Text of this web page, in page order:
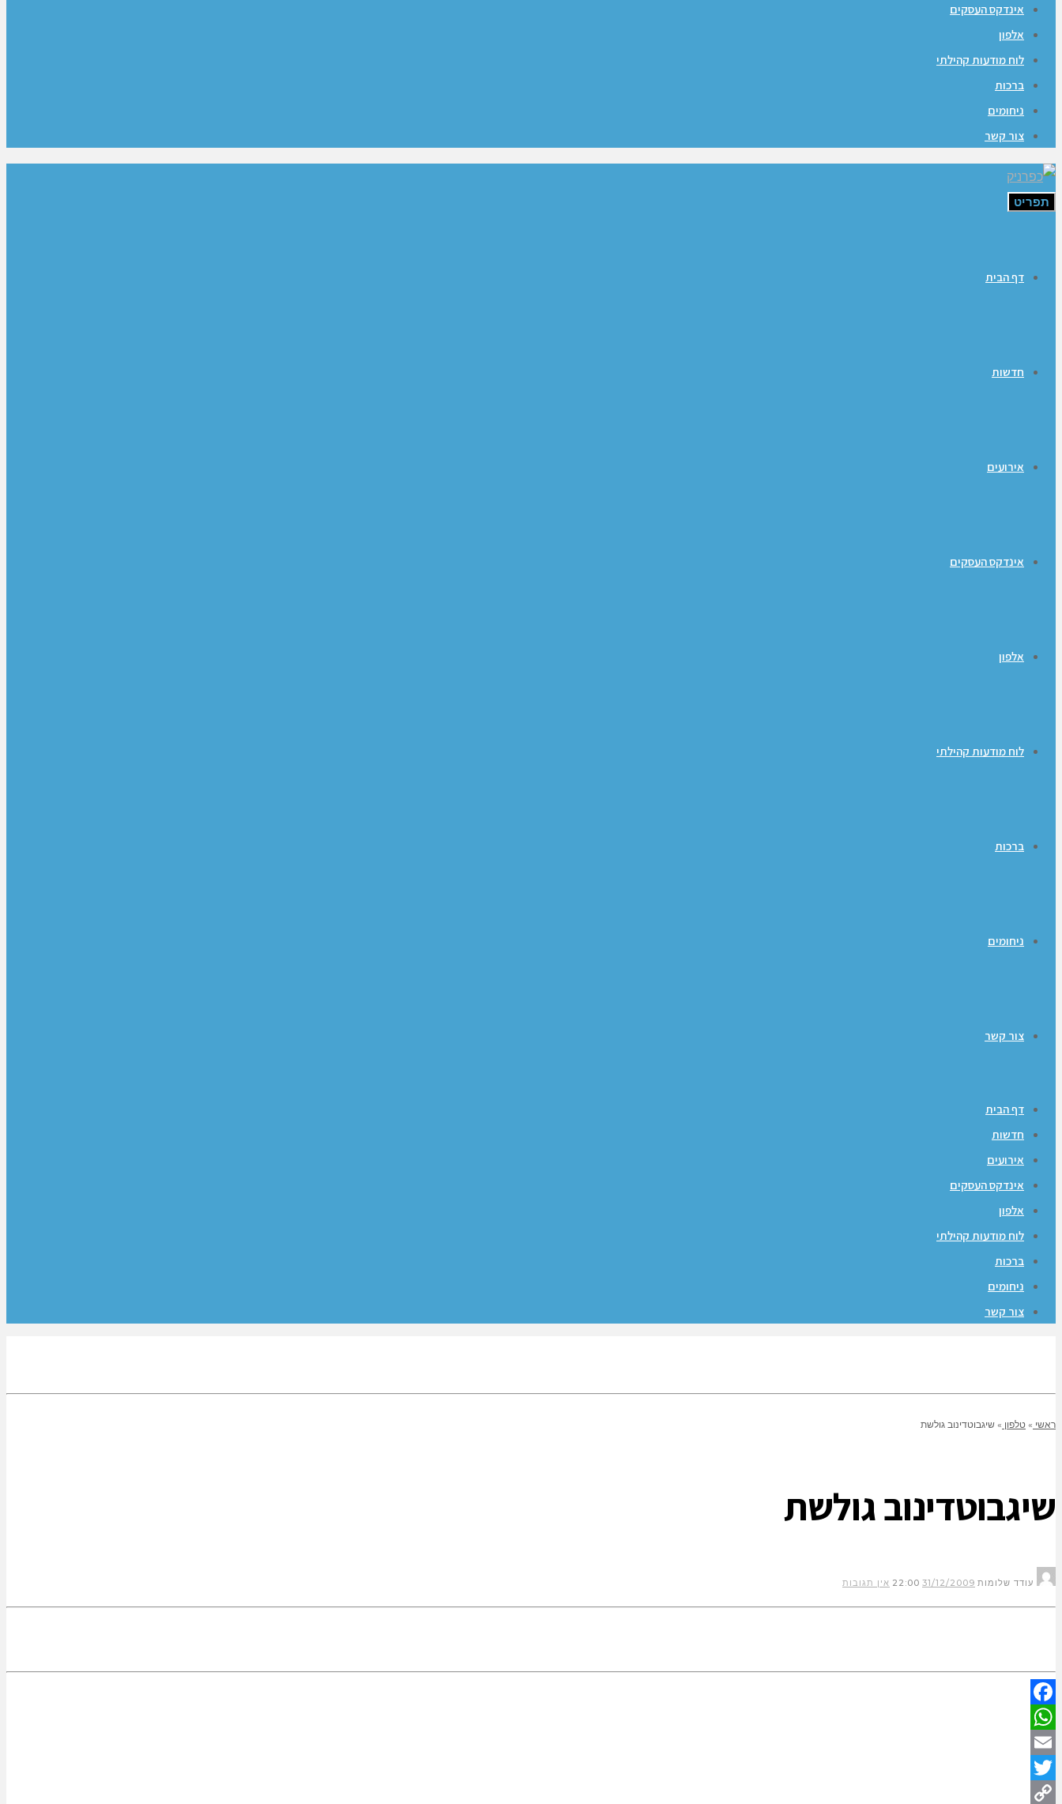
אינדקס העסקים
אלפון
לוח מודעות קהילתי
ברכות
ניחומים
צור קשר
תפריט
דף הבית
חדשות
אירועים
אינדקס העסקים
אלפון
לוח מודעות קהילתי
ברכות
ניחומים
צור קשר
דף הבית
חדשות
אירועים
אינדקס העסקים
אלפון
לוח מודעות קהילתי
ברכות
ניחומים
צור קשר
ראשי » טלפון » שיגבוטדינוב גולשת
שיגבוטדינוב גולשת
עודד שלומות 31/12/2009
22:00 אין תגובות
Facebook
WhatsApp
Email
Twitter